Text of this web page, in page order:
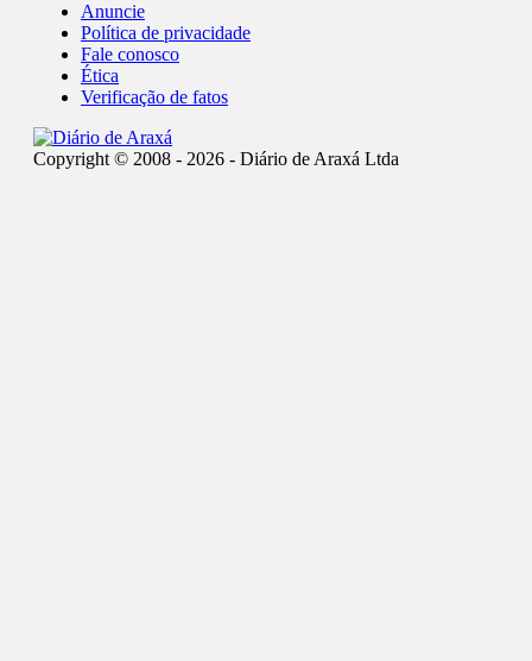
Anuncie
Política de privacidade
Fale conosco
Ética
Verificação de fatos
Copyright © 2008 - 2026 - Diário de Araxá Ltda